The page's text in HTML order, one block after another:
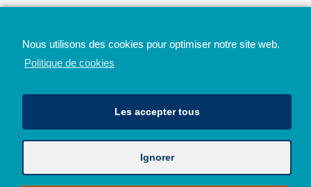
Avec le soutien de la Province de Liège
Nous utilisons des cookies pour optimiser notre site web.
Politique de cookies
Les accepter tous
Ignorer